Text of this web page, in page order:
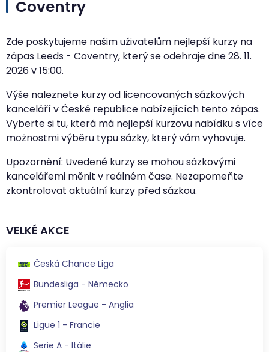
Coventry
Zde poskytujeme našim uživatelům nejlepší kurzy na
zápas Leeds - Coventry, který se odehraje dne28. 11.
2026v15:00.
Výše naleznete kurzy od licencovaných sázkových
kanceláří v České republice nabízejících tento zápas.
Vyberte si tu, která má nejlepší kurzovu nabídku s více
možnostmi výběru typu sázky, který vám vyhovuje.
Upozornění: Uvedené kurzy se mohou sázkovými
kancelářemi měnit v reálném čase. Nezapomeňte
zkontrolovat aktuální kurzy před sázkou.
VELKÉ AKCE
Česká Chance Liga
Bundesliga - Německo
Premier League - Anglia
Ligue 1 - Francie
Serie A - Itálie